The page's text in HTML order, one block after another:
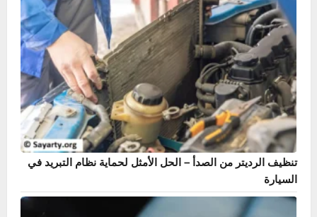
دليل حساس ABS – أشهر 7 أعراض وطريقة الإصلاح بنفسك